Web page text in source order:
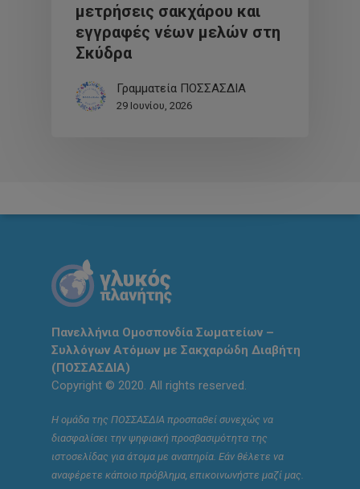
μετρήσεις σακχάρου και
εγγραφές νέων μελών στη
Σκύδρα
Γραμματεία ΠΟΣΣΑΣΔΙΑ
29 Ιουνίου, 2026
Πανελλήνια Ομοσπονδία Σωματείων –
Συλλόγων Ατόμων με Σακχαρώδη Διαβήτη
(ΠΟΣΣΑΣΔΙΑ)
Copyright © 2020. All rights reserved.
Η ομάδα της ΠΟΣΣΑΣΔΙΑ προσπαθεί συνεχώς να
διασφαλίσει την ψηφιακή προσβασιμότητα της
ιστοσελίδας για άτομα με αναπηρία. Εάν θέλετε να
αναφέρετε κάποιο πρόβλημα, επικοινωνήστε μαζί μας.